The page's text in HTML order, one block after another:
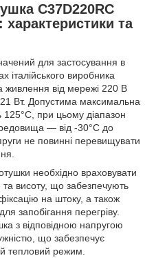
C37D220RC
характеристики та
для застосування в
італійського виробника
живлення від мережі 220 В
Вт. Допустима максимальна
при цьому діапазон
— від -30°C до
не повинні перевищувати
необхідно враховувати
та висоту, що забезпечують
на штоку, а також
запобігання перегріву.
з відповідною напругою
що забезпечує
тепловий режим.